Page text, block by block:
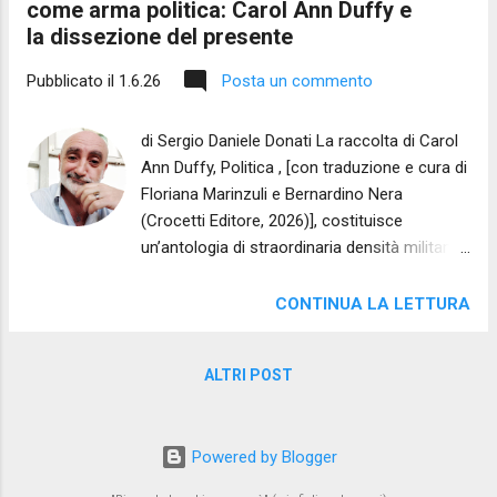
come arma politica: Carol Ann Duffy e
la dissezione del presente
Pubblicato il 1.6.26 Posta un commento
di Sergio Daniele Donati La raccolta di Carol
Ann Duffy, Politica , [con traduzione e cura di
Floriana Marinzuli e Bernardino Nera
(Crocetti Editore, 2026)], costituisce
un’antologia di straordinaria densità militante
scozzese si serve, con esiti davvero
sociale britannico, attraversando quasi
contraddizioni del nuovo millennio. La
CONTINUA LA LETTURA
ALTRI POST
Powered by Blogger